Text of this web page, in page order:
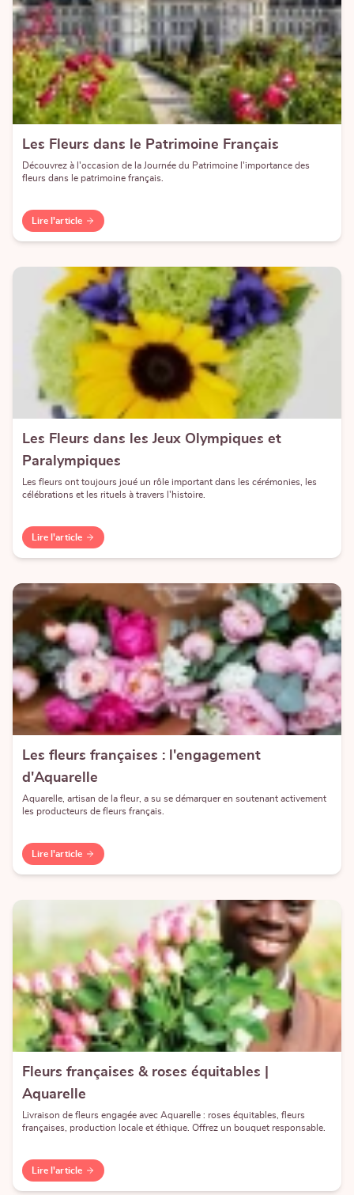
Les Fleurs dans le Patrimoine Français
Découvrez à l'occasion de la Journée du Patrimoine l'importance des
fleurs dans le patrimoine français.
Lire l'article
Les Fleurs dans les Jeux Olympiques et
Paralympiques
Les fleurs ont toujours joué un rôle important dans les cérémonies, les
célébrations et les rituels à travers l'histoire.
Lire l'article
Les fleurs françaises : l'engagement
d'Aquarelle
Aquarelle, artisan de la fleur, a su se démarquer en soutenant activement
les producteurs de fleurs français.
Lire l'article
Fleurs françaises & roses équitables |
Aquarelle
Livraison de fleurs engagée avec Aquarelle : roses équitables, fleurs
françaises, production locale et éthique. Offrez un bouquet responsable.
Lire l'article